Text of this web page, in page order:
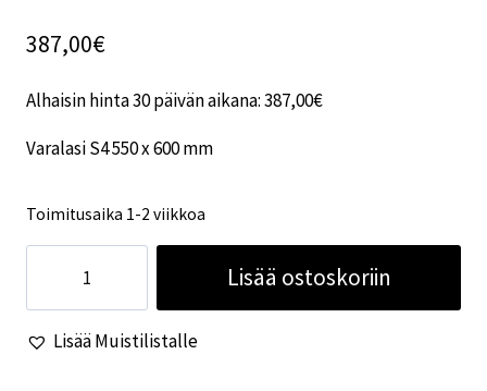
387,00€
Alhaisin hinta 30 päivän aikana:387,00€
Varalasi S4 550 x 600 mm
Toimitusaika 1-2 viikkoa
550
x
Lisää ostoskoriin
Lisää Muistilistalle